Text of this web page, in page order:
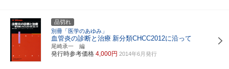
品切れ
別冊「医学のあゆみ」
血管炎の診断と治療 新分類CHCC2012に沿って
尾崎承一 編
発行時参考価格 4,000円 2014年6月発行